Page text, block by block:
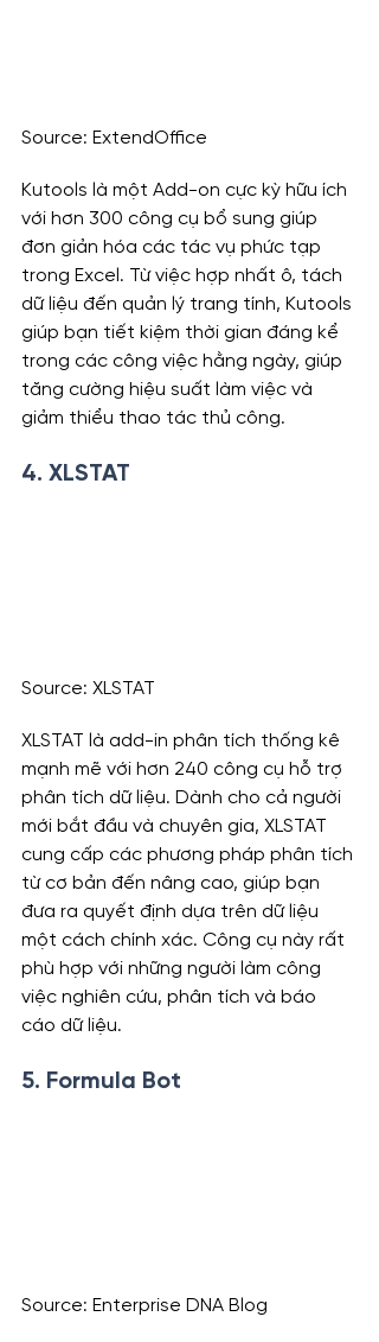
Source: ExtendOffice
Kutools là một Add-on cực kỳ hữu ích
với hơn 300 công cụ bổ sung giúp
đơn giản hóa các tác vụ phức tạp
trong Excel. Từ việc hợp nhất ô, tách
dữ liệu đến quản lý trang tính, Kutools
giúp bạn tiết kiệm thời gian đáng kể
trong các công việc hằng ngày, giúp
tăng cường hiệu suất làm việc và
giảm thiểu thao tác thủ công.
4. XLSTAT
Source: XLSTAT
XLSTAT là add-in phân tích thống kê
mạnh mẽ với hơn 240 công cụ hỗ trợ
phân tích dữ liệu. Dành cho cả người
mới bắt đầu và chuyên gia, XLSTAT
cung cấp các phương pháp phân tích
từ cơ bản đến nâng cao, giúp bạn
đưa ra quyết định dựa trên dữ liệu
một cách chính xác. Công cụ này rất
phù hợp với những người làm công
việc nghiên cứu, phân tích và báo
cáo dữ liệu.
5. Formula Bot
Source: Enterprise DNA Blog